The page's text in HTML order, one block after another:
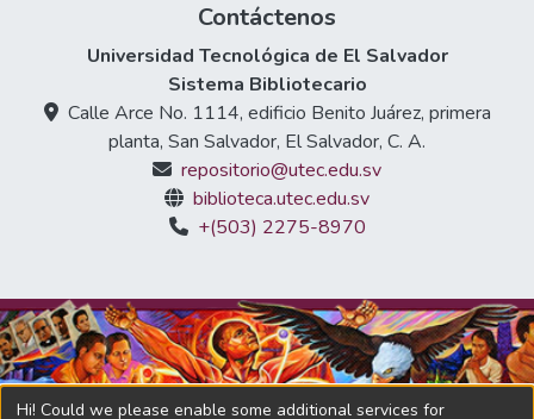
Contáctenos
Universidad Tecnológica de El Salvador
Sistema Bibliotecario
Calle Arce No. 1114, edificio Benito Juárez, primera
planta, San Salvador, El Salvador, C. A.
repositorio@utec.edu.sv
biblioteca.utec.edu.sv
+(503) 2275-8970
Hi! Could we please enable some additional services for